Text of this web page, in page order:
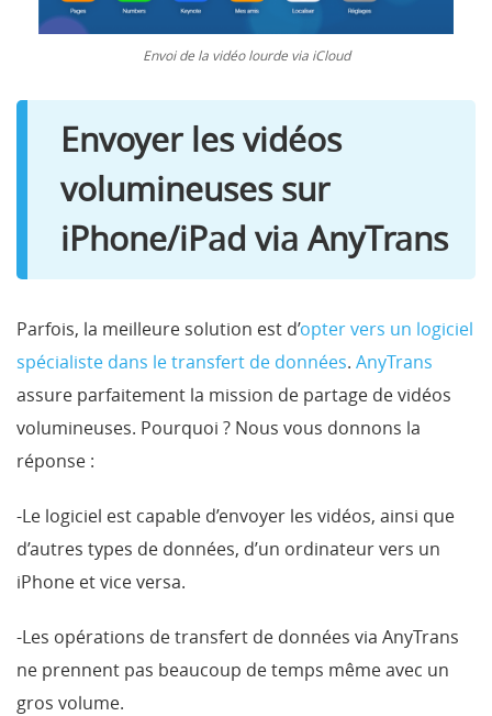
Envoi de la vidéo lourde via iCloud
Envoyer les vidéos
volumineuses sur
iPhone/iPad via AnyTrans
Parfois, la meilleure solution est d’opter vers un logiciel
spécialiste dans le transfert de données. AnyTrans
assure parfaitement la mission de partage de vidéos
volumineuses. Pourquoi ? Nous vous donnons la
réponse :
-Le logiciel est capable d’envoyer les vidéos, ainsi que
d’autres types de données, d’un ordinateur vers un
iPhone et vice versa.
-Les opérations de transfert de données via AnyTrans
ne prennent pas beaucoup de temps même avec un
gros volume.